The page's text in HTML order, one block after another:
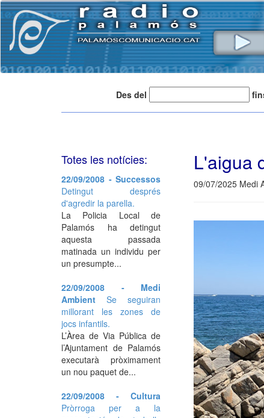
Des del
L'aigua
09/07/2025 Medi
Totes les notícies:
22/09/2008 - Successos
Detingut després
d'agredir la parella.
La Policia Local de
Palamós ha detingut
aquesta passada
matinada un individu per
un presumpte...
22/09/2008 - Medi
Ambient Se seguiran
millorant les zones de
jocs infantils.
L’Àrea de Via Pública de
l’Ajuntament de Palamós
executarà pròximament
un nou paquet de...
22/09/2008 - Cultura
Pròrroga per a la